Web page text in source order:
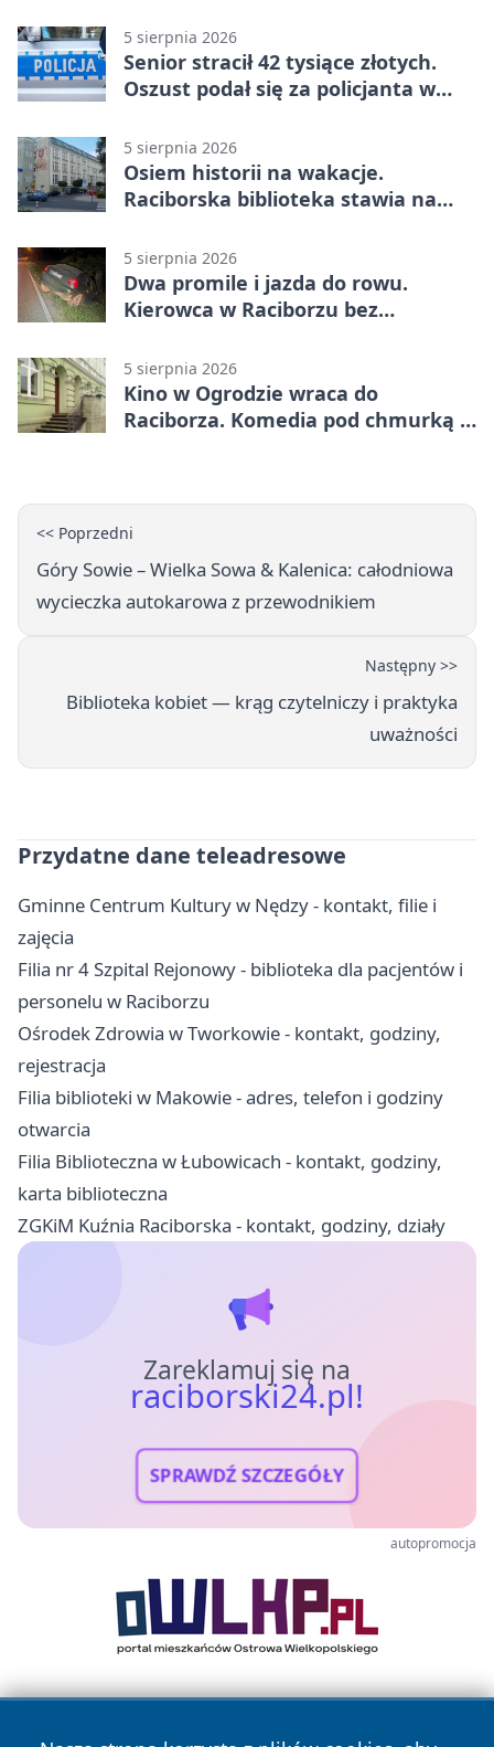
5 sierpnia 2026
Senior stracił 42 tysiące złotych.
Oszust podał się za policjanta w
5 sierpnia 2026
Osiem historii na wakacje.
Raciborska biblioteka stawia na
5 sierpnia 2026
Dwa promile i jazda do rowu.
Kierowca w Raciborzu bez
5 sierpnia 2026
Kino w Ogrodzie wraca do
Raciborza. Komedia pod chmurką w
<< Poprzedni
Góry Sowie – Wielka Sowa & Kalenica: całodniowa
wycieczka autokarowa z przewodnikiem
Następny >>
Biblioteka kobiet — krąg czytelniczy i praktyka
uważności
Przydatne dane teleadresowe
Gminne Centrum Kultury w Nędzy - kontakt, filie i
zajęcia
Filia nr 4 Szpital Rejonowy - biblioteka dla pacjentów i
personelu w Raciborzu
Ośrodek Zdrowia w Tworkowie - kontakt, godziny,
rejestracja
Filia biblioteki w Makowie - adres, telefon i godziny
otwarcia
Filia Biblioteczna w Łubowicach - kontakt, godziny,
karta biblioteczna
ZGKiM Kuźnia Raciborska - kontakt, godziny, działy
Zareklamuj się na
raciborski24.pl!
SPRAWDŹ SZCZEGÓŁY
autopromocja